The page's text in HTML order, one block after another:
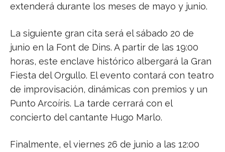
extenderá durante los meses de mayo y junio.
La siguiente gran cita será el sábado 20 de
junio en la Font de Dins. A partir de las 19:00
horas, este enclave histórico albergará la Gran
Fiesta del Orgullo. El evento contará con teatro
de improvisación, dinámicas con premios y un
Punto Arcoíris. La tarde cerrará con el
concierto del cantante Hugo Marlo.
Finalmente, el viernes 26 de junio a las 12:00